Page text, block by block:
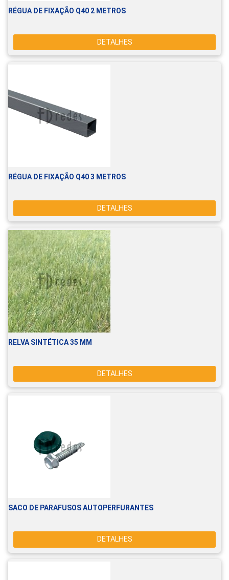
RÉGUA DE FIXAÇÃO Q40 2 METROS
DETALHES
RÉGUA DE FIXAÇÃO Q40 3 METROS
DETALHES
RELVA SINTÉTICA 35 MM
DETALHES
SACO DE PARAFUSOS AUTOPERFURANTES
DETALHES